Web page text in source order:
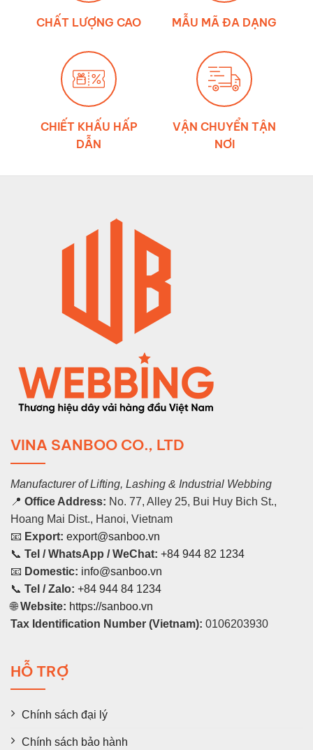
CHẤT LƯỢNG CAO MẪU MÃ ĐA DẠNG
CHIẾT KHẤU HẤP
DẪN
VẬN CHUYỂN TẬN
NƠI
VINA SANBOO CO., LTD
Manufacturer of Lifting, Lashing & Industrial Webbing
📍 Office Address: No. 77, Alley 25, Bui Huy Bich St.,
Hoang Mai Dist., Hanoi, Vietnam
📧 Export: export@sanboo.vn
📞 Tel / WhatsApp / WeChat: +84 944 82 1234
📧 Domestic: info@sanboo.vn
📞 Tel / Zalo: +84 944 84 1234
🌐Website: https://sanboo.vn
Tax Identification Number (Vietnam): 0106203930
HỖ TRỢ
Chính sách đại lý
Chính sách bảo hành